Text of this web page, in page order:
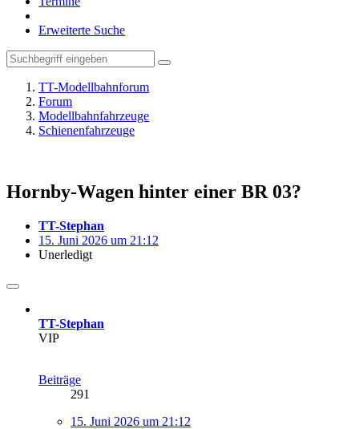
Erweiterte Suche
TT-Modellbahnforum
Forum
Modellbahnfahrzeuge
Schienenfahrzeuge
Hornby-Wagen hinter einer BR 03?
TT-Stephan
15. Juni 2026 um 21:12
Unerledigt
TT-Stephan
VIP
Beiträge
291
15. Juni 2026 um 21:12